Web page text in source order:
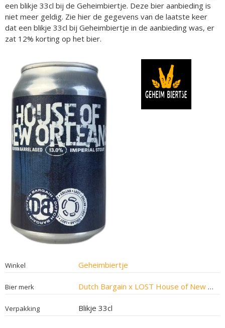
een blikje 33cl bij de Geheimbiertje. Deze bier aanbieding is
niet meer geldig. Zie hier de gegevens van de laatste keer
dat een blikje 33cl bij Geheimbiertje in de aanbieding was, er
zat 12% korting op het bier.
Winkel Geheimbiertje
Bier merk Dutch Bargain x LOST House of New Orleans
Verpakking Blikje 33cl